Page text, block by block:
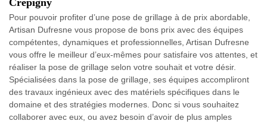
Crepigny
Pour pouvoir profiter d’une pose de grillage à de prix abordable,
Artisan Dufresne vous propose de bons prix avec des équipes
compétentes, dynamiques et professionnelles, Artisan Dufresne
vous offre le meilleur d’eux-mêmes pour satisfaire vos attentes, et
réaliser la pose de grillage selon votre souhait et votre désir.
Spécialisées dans la pose de grillage, ses équipes accompliront
des travaux ingénieux avec des matériels spécifiques dans le
domaine et des stratégies modernes. Donc si vous souhaitez
collaborer avec eux, ou avez besoin d’avoir de plus amples